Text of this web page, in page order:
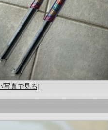
写真で見る]